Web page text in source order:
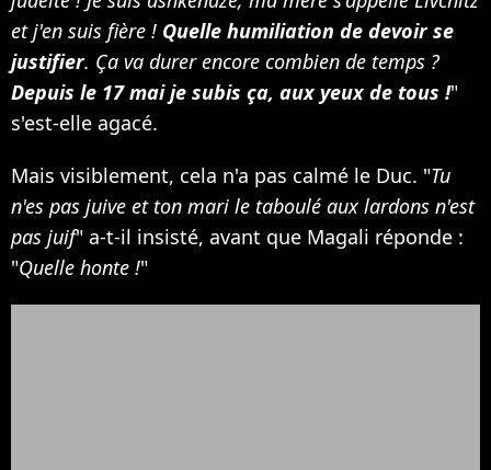
et j'en suis fière ! Quelle humiliation de devoir se
justifier. Ça va durer encore combien de temps ?
Depuis le 17 mai je subis ça, aux yeux de tous !"
s'est-elle agacé.
Mais visiblement, cela n'a pas calmé le Duc. "Tu
n'es pas juive et ton mari le taboulé aux lardons n'est
pas juif" a-t-il insisté, avant que Magali réponde :
"Quelle honte !"